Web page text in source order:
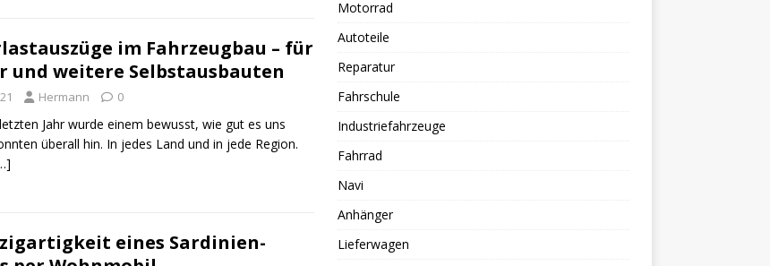
im Fahrzeugbau – für
und weitere Selbstausbauten
Hermann 0
Jahr wurde einem bewusst, wie gut es uns
überall hin. In jedes Land und in jede Region.
eines Sardinien-
Motorrad
Autoteile
Reparatur
Fahrschule
Industriefahrzeuge
Fahrrad
Navi
Anhänger
Lieferwagen